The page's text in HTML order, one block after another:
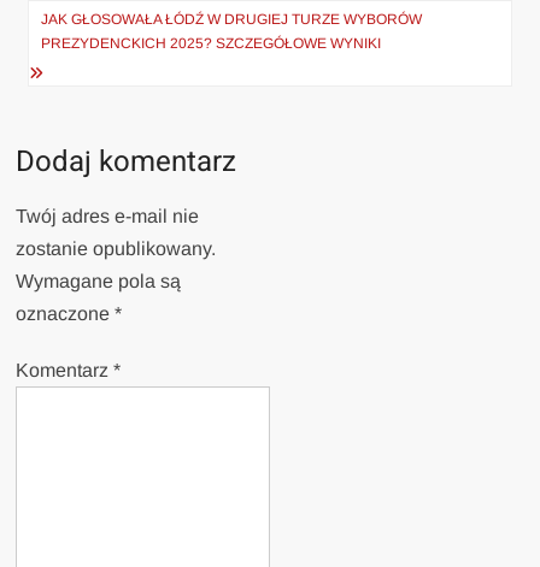
JAK GŁOSOWAŁA ŁÓDŹ W DRUGIEJ TURZE WYBORÓW
PREZYDENCKICH 2025? SZCZEGÓŁOWE WYNIKI
Dodaj komentarz
Twój adres e-mail nie
zostanie opublikowany.
Wymagane pola są
oznaczone*
Komentarz*